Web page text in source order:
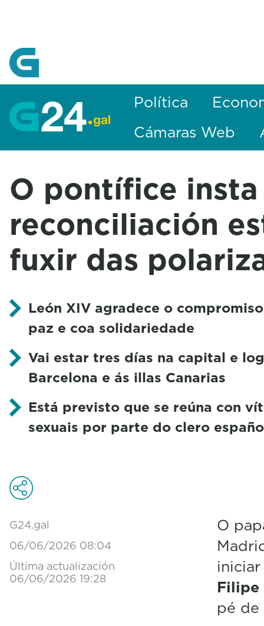
Política
Cámaras Web
O pontífice insta
reconciliación
fuxir das
León XIV agradece o
paz e coa solidariedade
Vai estar tres días na capital e
Barcelona e ás illas Canarias
Está previsto que se reúna con
sexuais por parte do clero
G24.gal
06/06/2026 08:04
Última actualización
06/06/2026 19:28
O
Filipe
pé de